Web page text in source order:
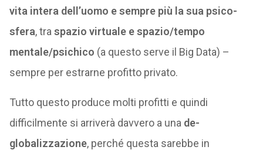
vita intera dell’uomo e sempre più la sua psico-
sfera, tra spazio virtuale e spazio/tempo
mentale/psichico (a questo serve il Big Data) –
sempre per estrarne profitto privato.
Tutto questo produce molti profitti e quindi
difficilmente si arriverà davvero a una de-
globalizzazione, perché questa sarebbe in